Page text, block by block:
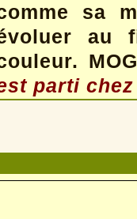
sa
au
parti